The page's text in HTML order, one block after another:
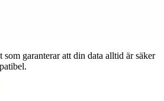
som garanterar att din data alltid är säker